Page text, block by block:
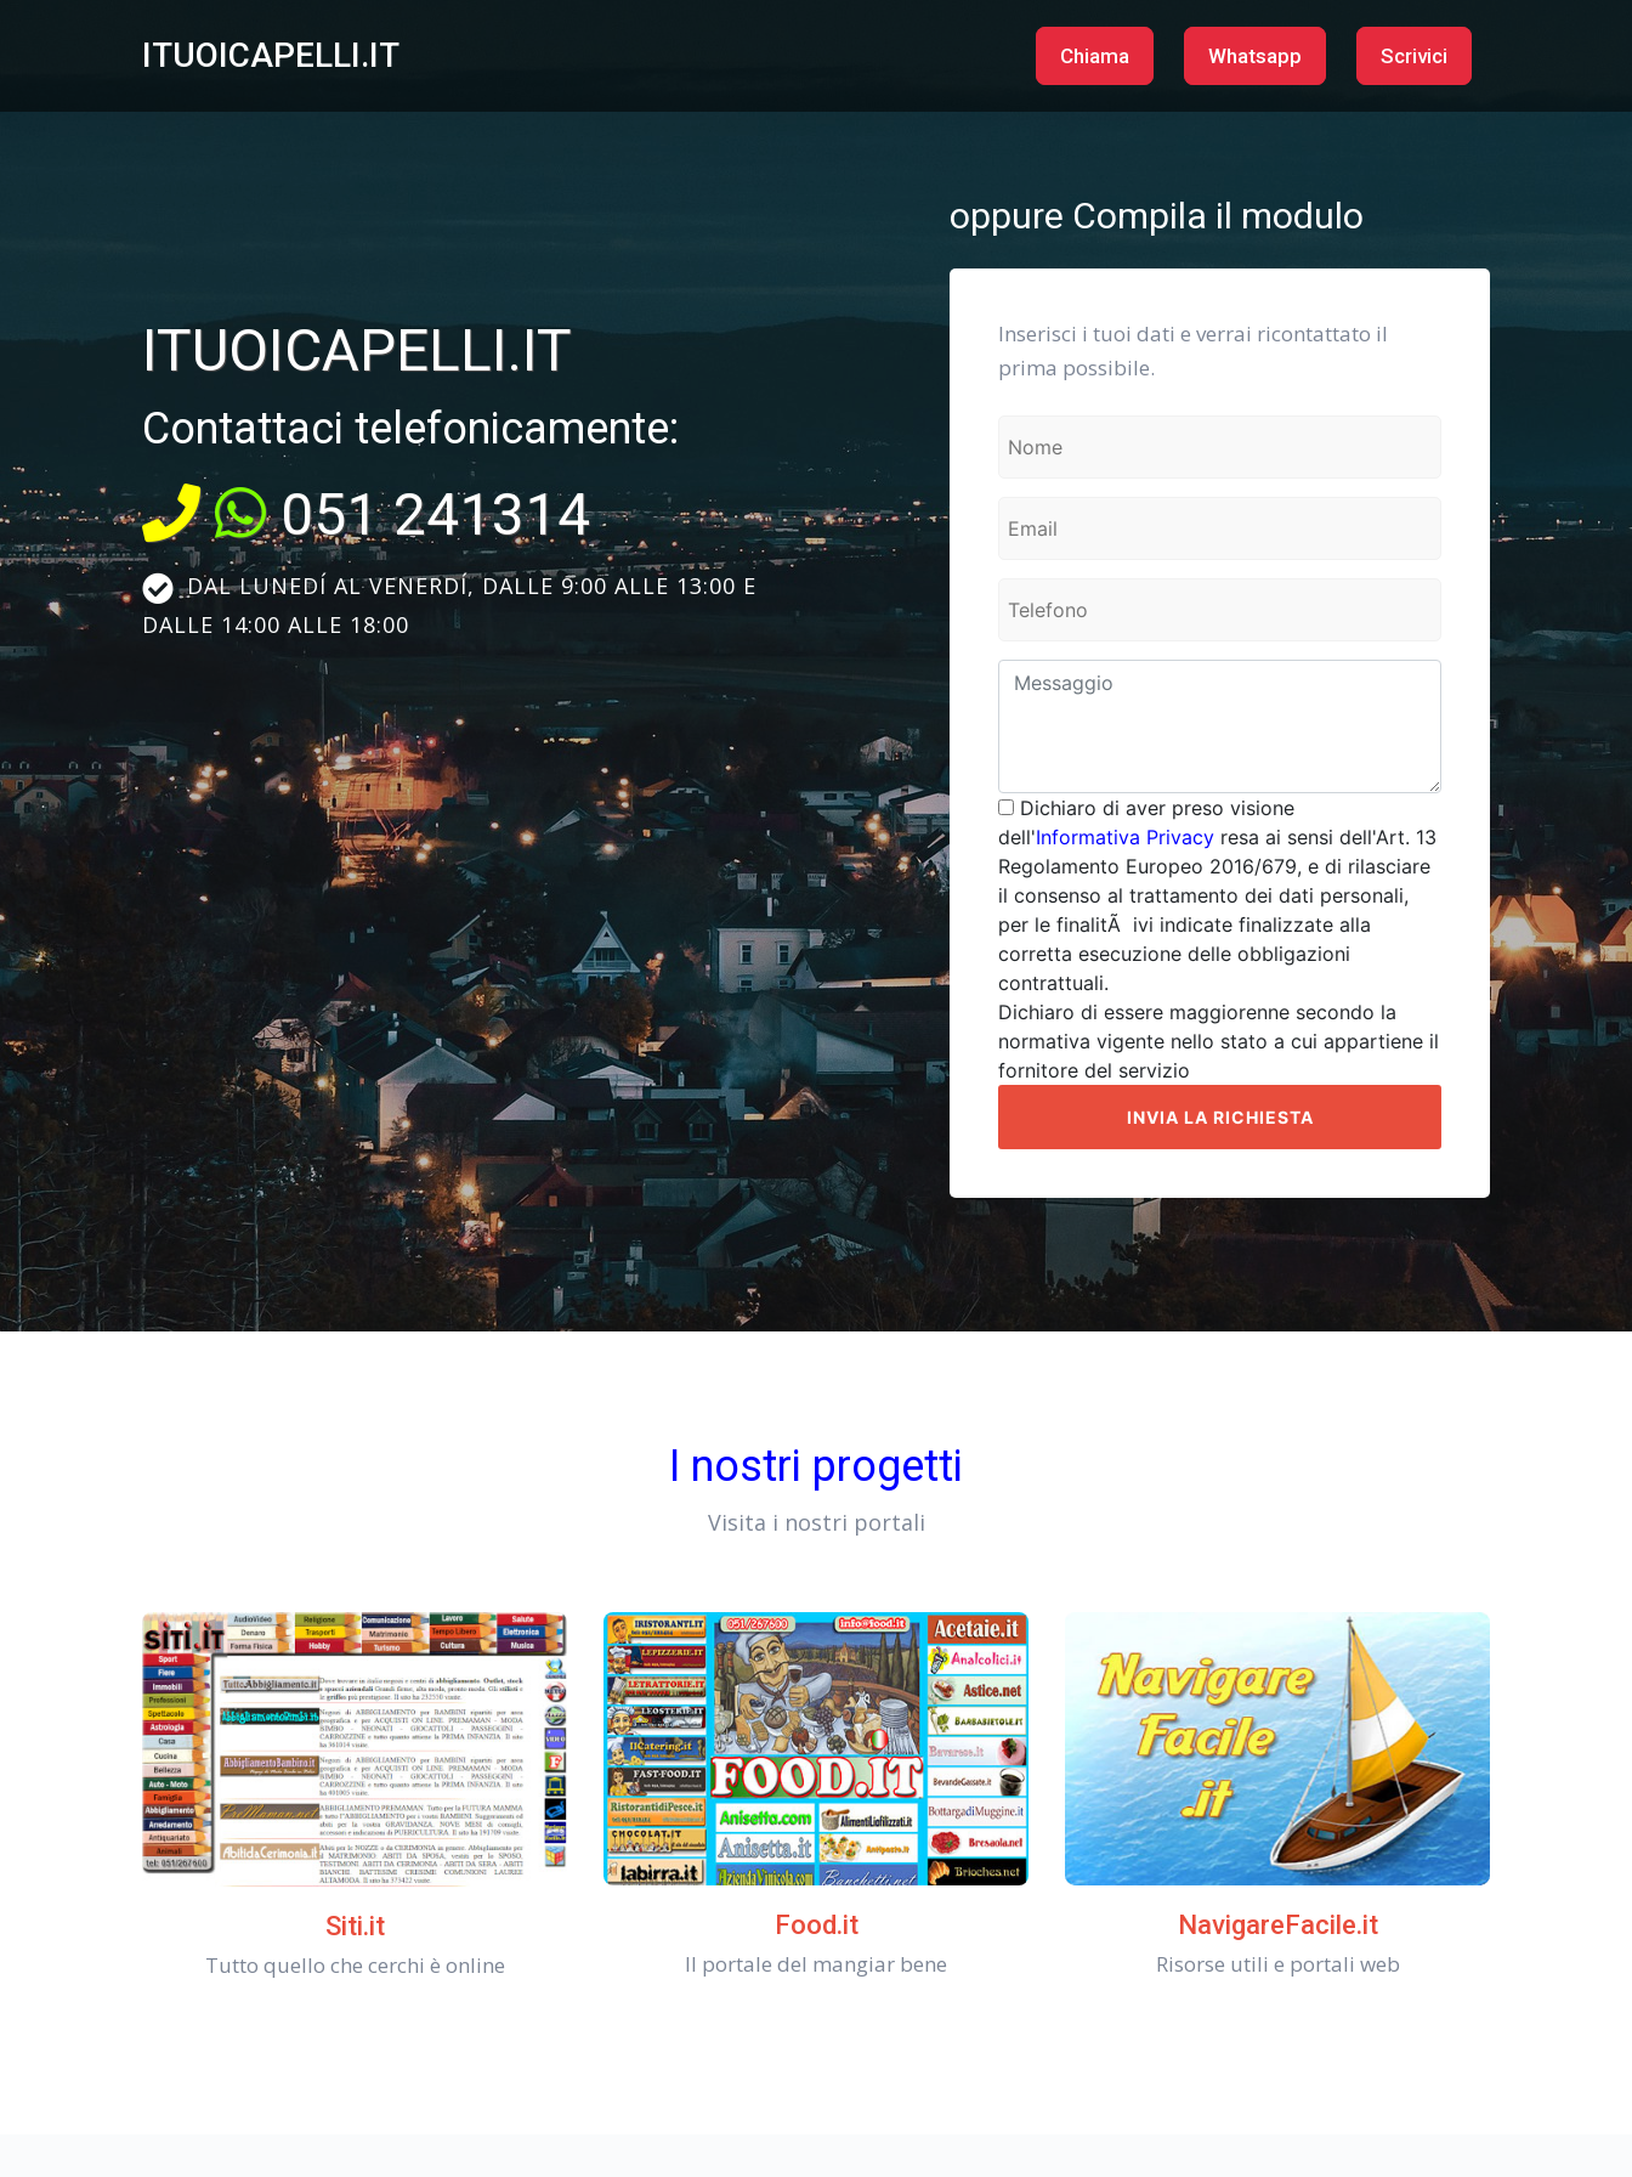
ITUOICAPELLI.IT Chiama Whatsapp Scrivici
ITUOICAPELLI.IT
Contattaci telefonicamente:
051 241314
DAL LUNEDÍ AL VENERDÍ, DALLE 9:00 ALLE 13:00 E
DALLE 14:00 ALLE 18:00
oppure Compila il modulo
Inserisci i tuoi dati e verrai ricontattato il
prima possibile.
Dichiaro di aver preso visione
dell'Informativa Privacy resa ai sensi dell'Art. 13
Regolamento Europeo 2016/679, e di rilasciare
il consenso al trattamento dei dati personali,
per le finalitÃ ivi indicate finalizzate alla
corretta esecuzione delle obbligazioni
contrattuali.
Dichiaro di essere maggiorenne secondo la
normativa vigente nello stato a cui appartiene il
fornitore del servizio
I nostri progetti
Visita i nostri portali
Siti.it
Tutto quello che cerchi è online
Food.it
Il portale del mangiar bene
NavigareFacile.it
Risorse utili e portali web